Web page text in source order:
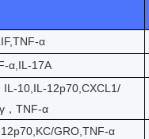
α
α,IL-17A
10,IL-12p70,CXCL1/
，TNF-α
GRO,TNF-α